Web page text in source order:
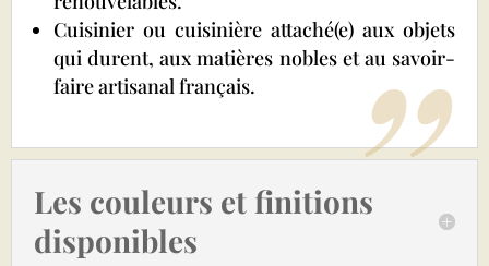
Cuisinier ou cuisinière attaché(e) aux objets
qui durent, aux matières nobles et au savoir-
faire artisanal français.
Les couleurs et finitions
disponibles